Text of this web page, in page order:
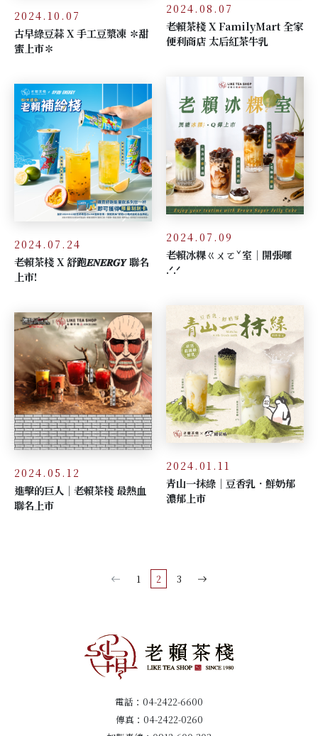
2024.10.07
古早綠豆蒜 X 手工豆漿凍 ✽甜
蜜上市✽
2024.08.07
老賴茶棧 X FamilyMart 全家
便利商店 太后紅茶牛乳
2024.07.24
老賴茶棧 X 舒跑𝑬𝑵𝑬𝑹𝑮𝒀 聯名
上市!
2024.07.09
老賴冰粿ㄍㄨㄛˇ室｜開張囉
.ᐟ.ᐟ
2024.05.12
進擊的巨人│老賴茶棧 最熱血
聯名上市
2024.01.11
青山一抹綠｜豆香乳．鮮奶郁
濃郁上市
1 2 3
電話： 04-2422-6600
傳真：04-2422-0260